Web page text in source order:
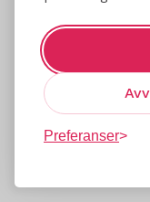
Preferanser